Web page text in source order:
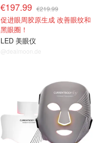
€197.99 €219.99
促进眼周胶原生成 改善眼纹和
黑眼圈！
LED 美眼仪
@dealmoon.de